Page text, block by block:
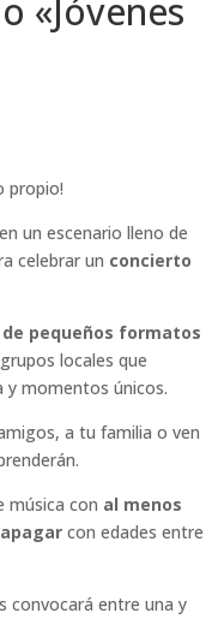
«Jóvenes
propio!
un escenario lleno de
celebrar un concierto
pequeños formatos
locales que
y momentos únicos.
a tu familia o ven
música con al menos
con edades entre
convocará entre una y